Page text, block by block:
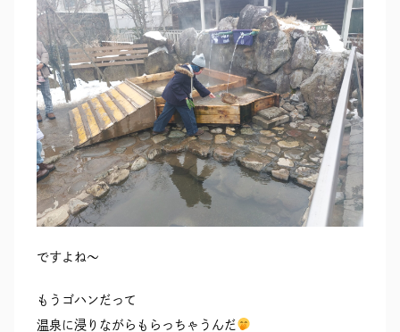
ですよね〜
もうゴハンだって
温泉に浸りながらもらっちゃうんだ